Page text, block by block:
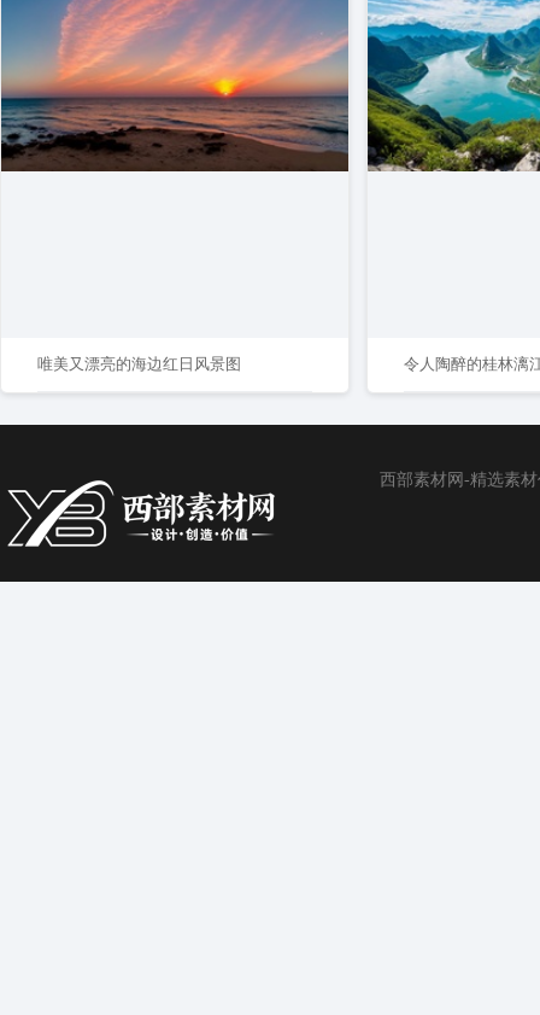
唯美又漂亮的海边红日风景图 令人陶醉的桂林漓
西部素材网-精选素